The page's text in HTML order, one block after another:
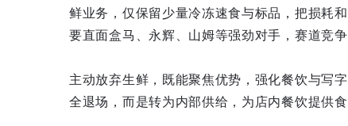
鲜业务，仅保留少量冷冻速食与标品，把损耗
要直面盒马、永辉、山姆等强劲对手，赛道竞争
主动放弃生鲜，既能聚焦优势，强化餐饮与写
全退场，而是转为内部供给，为店内餐饮提供食